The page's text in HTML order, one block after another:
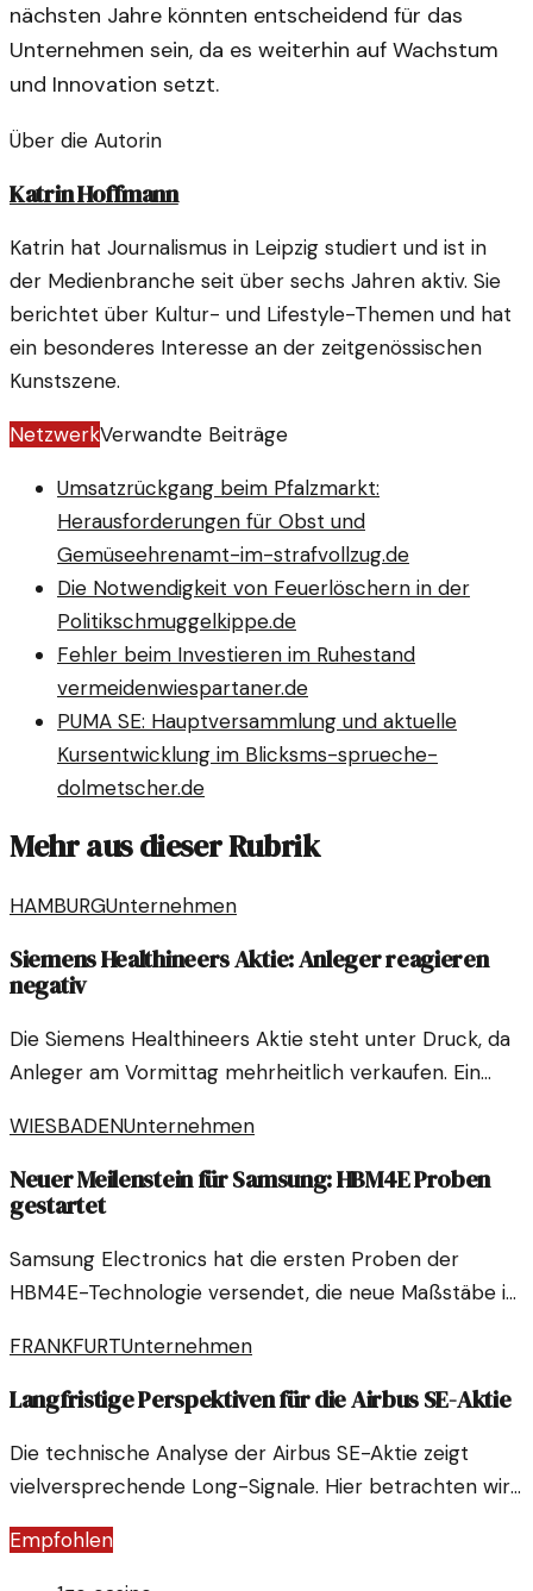
nächsten Jahre könnten entscheidend für das
Unternehmen sein, da es weiterhin auf Wachstum
und Innovation setzt.
Über die Autorin
Katrin Hoffmann
Katrin hat Journalismus in Leipzig studiert und ist in
der Medienbranche seit über sechs Jahren aktiv. Sie
berichtet über Kultur- und Lifestyle-Themen und hat
ein besonderes Interesse an der zeitgenössischen
Kunstszene.
NetzwerkVerwandte Beiträge
Umsatzrückgang beim Pfalzmarkt:
Herausforderungen für Obst und
Gemüseehrenamt-im-strafvollzug.de
Die Notwendigkeit von Feuerlöschern in der
Politikschmuggelkippe.de
Fehler beim Investieren im Ruhestand
vermeidenwiespartaner.de
PUMA SE: Hauptversammlung und aktuelle
Kursentwicklung im Blicksms-sprueche-
dolmetscher.de
Mehr aus dieser Rubrik
HAMBURGUnternehmen
Siemens Healthineers Aktie: Anleger reagieren
negativ
Die Siemens Healthineers Aktie steht unter Druck, da
Anleger am Vormittag mehrheitlich verkaufen. Ein
WIESBADENUnternehmen
Neuer Meilenstein für Samsung: HBM4E Proben
gestartet
Samsung Electronics hat die ersten Proben der
HBM4E-Technologie versendet, die neue Maßstäbe in
Entwicklung verspricht erhebliche Fortschritte in der
Leistung und Effizienz von Datenspeichern.
FRANKFURTUnternehmen
Langfristige Perspektiven für die Airbus SE-Aktie
Die technische Analyse der Airbus SE-Aktie zeigt
vielversprechende Long-Signale. Hier betrachten wir
die Investoren anziehen könnten.
Empfohlen